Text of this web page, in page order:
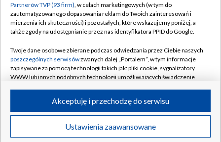
Transmisje Wideo
Biuro Reklamy
Oferta Handlowa
Emisja w TVP
Rada Programowa
Ogłoszenia przetargowe
Akademia Telewizyjna
Centrum informacji TVP
Moje zgody
Biuro reklamy
Kanały
©2026 Telewizja Polska Spółka Akcyjna w likwidacji
Partnerów TVP (93 firm), w celach marketingowych (w tym do
zautomatyzowanego dopasowania reklam do Twoich zainteresowań i
mierzenia ich skuteczności) i pozostałych, które wskazujemy poniżej, a
także zgody na udostępnianie przez nas identyfikatora PPID do Google.
Twoje dane osobowe zbierane podczas odwiedzania przez Ciebie naszych
poszczególnych serwisówzwanych dalej „Portalem”, w tym informacje
zapisywane za pomocą technologii takich jak: pliki cookie, sygnalizatory
WWW lub innych podobnych technologii umożliwiających świadczenie
ruchu w Internecie.
Twoje dane osobowe zbierane podczas odwiedzania przez Ciebie
poszczególnych serwisówna Portalu, takie jak adresy IP, identyfikatory
Ustawienia zaawansowane
Akceptuję i przechodzę do serwisu